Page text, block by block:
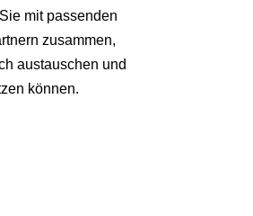
mit passenden
zusammen,
austauschen und
können.